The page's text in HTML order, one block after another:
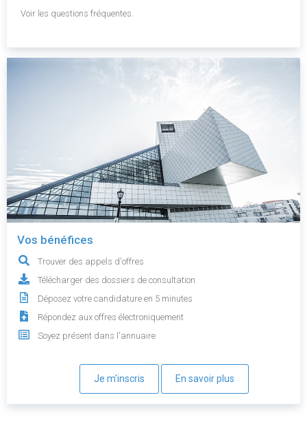
Voir les questions fréquentes.
Vos bénéfices
Trouver des appels d'offres
Télécharger des dossiers de consultation
Déposez votre candidature en 5 minutes
Répondez aux offres électroniquement
Soyez présent dans l'annuaire
Je m'inscris En savoir plus